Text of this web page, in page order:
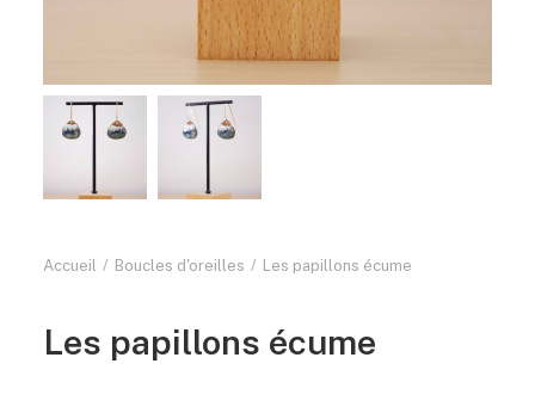
Accueil Boucles d'oreilles Les papillons écume
Les papillons écume